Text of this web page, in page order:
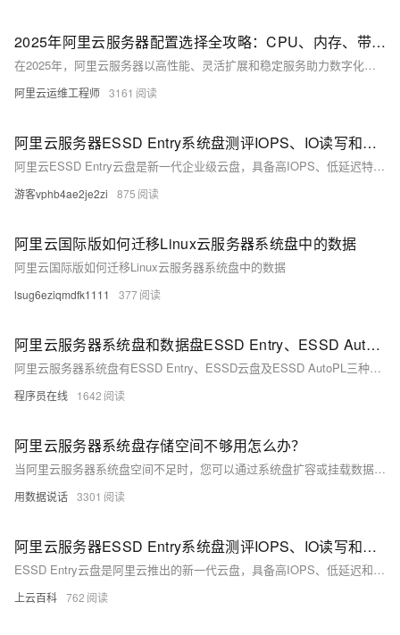
2025年阿里云服务器配置选择全攻略：CPU、内存、带宽与系统盘详解
在2025年，阿里云服务器以高性能、灵活扩展和稳定服务助力数字化转型，提供轻量应用服务器、通用型g8i实例等多样化配置，满足个人博客至企业级业务需求。针对不同场景（如计算密集型、内存密集型），推荐相应实例类型与带宽规划，强调成本优化策略，包括包年包月节省成本、ESSD云盘选择及地域部署建议。文中还提及安全设置、监控备份的重要性，并指出未来可关注第九代实例g9i支持的新技术。整体而言，阿里云致力于帮助用户实现性能与成本的最优平衡。 以上简介共计238个字符。
阿里云运维工程师 3161
阿里云服务器ESSD Entry系统盘测评IOPS、IO读写和时延性能参数
阿里云ESSD Entry云盘是新一代企业级云盘，具备高IOPS、低延迟特性，适合开发与测试场景。它提供10~32,768 GiB容量范围，最大IOPS达6,000，吞吐量150 MB/s，时延1~3 ms。支持按量付费和包年包月，性价比高，特别适合个人开发者和中小企业。详情及价格参考阿里云官网。
游客vphb4ae2je2zi 875
阿里云国际版如何迁移Linux云服务器系统盘中的数据
阿里云国际版如何迁移Linux云服务器系统盘中的数据
lsug6eziqmdfk1111 377
阿里云服务器系统盘和数据盘ESSD Entry、ESSD AutoPL和ESSD云盘区别、性能和价格整理
阿里云服务器系统盘有ESSD Entry、ESSD云盘及ESSD AutoPL三种选择，各自在性能和适用场景上有所不同。ESSD Entry云盘性价比高，适合开发与测试业务；ESSD AutoPL云盘实现容量与性能解耦，支持自定义预配置性能，适用于时延敏感或IO密集型场景；ESSD云盘则提供多种性能级别，适用于大型OLTP数据库和NoSQL数据库等。详情及价格参见阿里云官网。
程序员在线 1642
阿里云服务器系统盘存储空间不够用怎么办？
当阿里云服务器系统盘空间不足时，您可以通过系统盘扩容或挂载数据盘解决。系统盘扩容无需重启服务器，详细步骤见系统盘扩容教程。挂载数据盘需预先购买，并确保与服务器位于同一地域和可用区，最多可挂载64块，详情见挂载数据盘教程
用数据说话 3301
阿里云服务器ESSD Entry系统盘测评IOPS、IO读写和时延性能参数
ESSD Entry云盘是阿里云推出的新一代云盘，具备高IOPS、低延迟和企业级数据保护能力。适用于开发与测试场景，支持按量付费和包年包月计费模式。99元和199元的ECS经济型e实例和通用算力型u1实例均采用ESSD Entry系统盘，性价比高。详细性能参数和价格请参考阿里云官方页面。
上云百科 762